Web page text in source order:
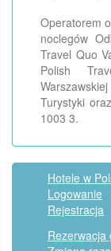
Operatorem
noclegów
Travel Quo
Polish
Turystyki
1003 3.
Hotele w
Logowanie
Rejestracja
Rezerwacja